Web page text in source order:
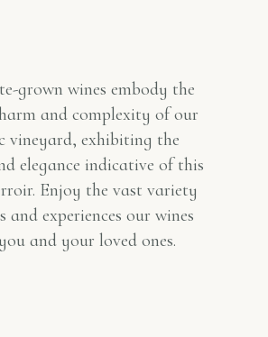
grown wines embody the
and complexity of our
vineyard, exhibiting the
elegance indicative of this
Enjoy the vast variety
and experiences our wines
and your loved ones.